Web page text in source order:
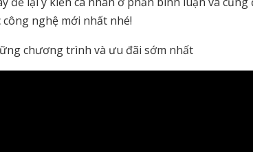
nghệ mới nhất nhé!
chương trình và ưu đãi sớm nhất